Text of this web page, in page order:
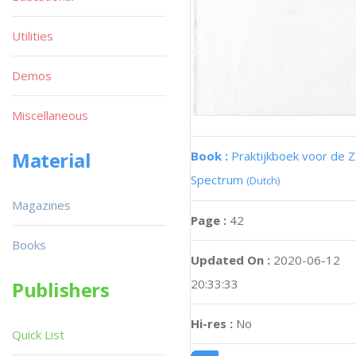
Book : Praktijkboek voor de
Spectrum (Dutch)
Page : 42
Updated On : 2020-06-12
20:33:33
Hi-res : No
Utilities
Demos
Miscellaneous
Material
Magazines
Books
Publishers
Quick List